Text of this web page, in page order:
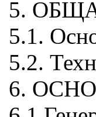
5.
5.1.
5.2.
6.